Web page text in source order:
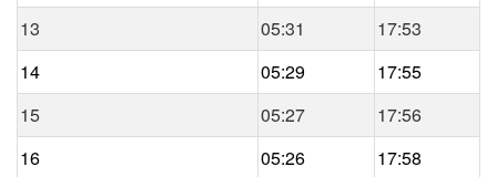
13
05:31
17:53
14
05:29
17:55
15
05:27
17:56
16
05:26
17:58